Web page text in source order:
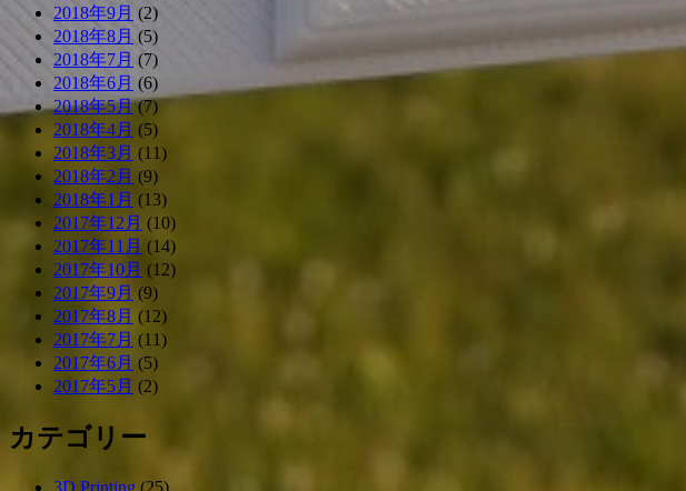
2018年9月 (2)
2018年8月 (5)
2018年7月 (7)
2018年6月 (6)
2018年5月(7)
2018年4月 (5)
2018年3月 (11)
2018年2月 (9)
2018年1月 (13)
2017年12月 (10)
2017年11月 (14)
2017年10月 (12)
2017年9月 (9)
2017年8月 (12)
2017年7月 (11)
2017年6月 (5)
2017年5月 (2)
カテゴリー